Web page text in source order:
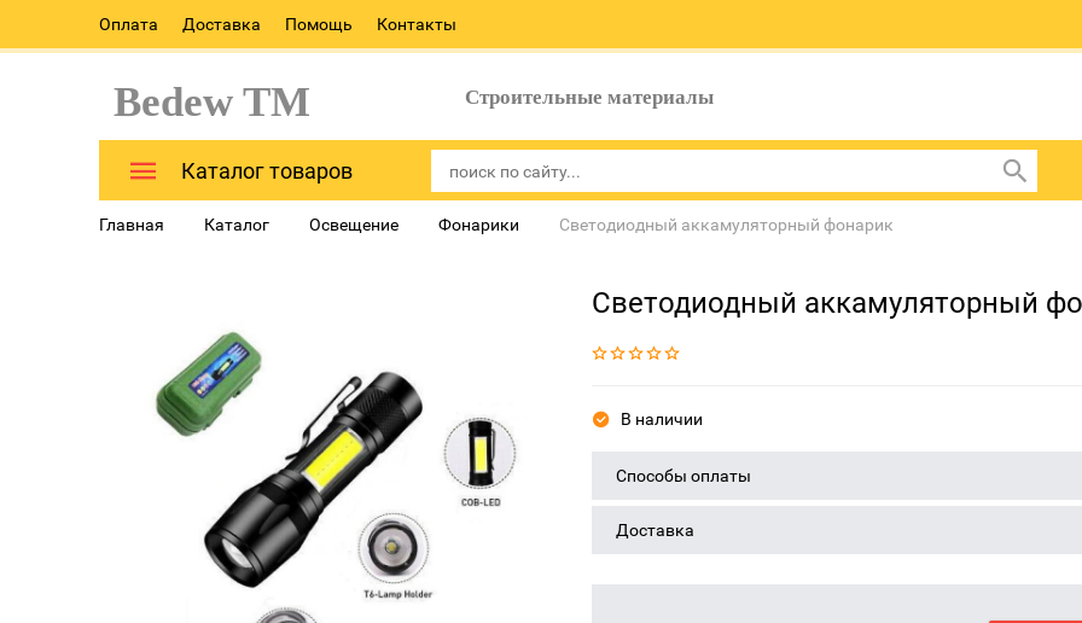
Оплата Доставка Помощь Контакты
Bedew TM Строительные материалы
Каталог товаров
Главная Каталог Освещение Фонарики Светодиодный аккамуляторный фонарик
Светодиодный аккамуляторный
В наличии
Способы оплаты
Доставка